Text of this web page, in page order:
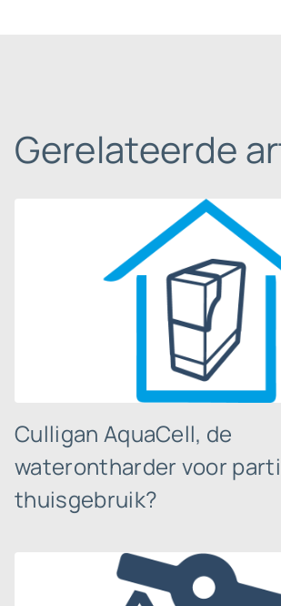
Gerelateerde
Culligan AquaCell, de
waterontharder voor
thuisgebruik?